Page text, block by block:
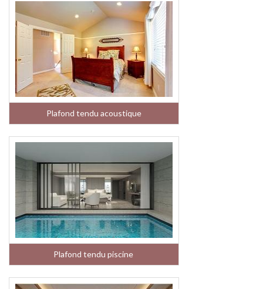
Plafond tendu acoustique
Plafond tendu piscine